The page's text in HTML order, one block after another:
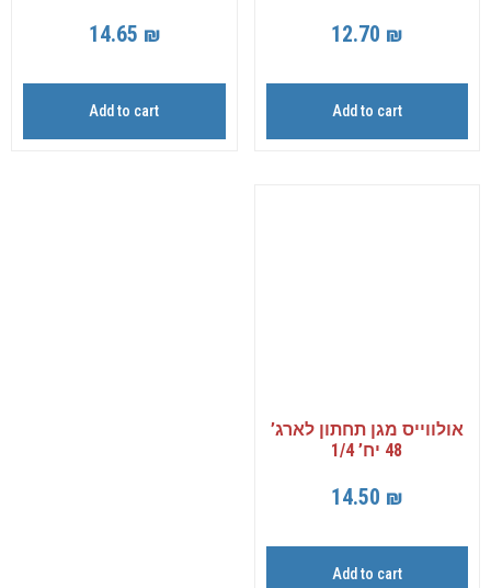
12.70 ₪
Add to cart
14.65 ₪
Add to cart
אולווייס מגן תחתון לארג’
48 יח’ 1/4
14.50 ₪
Add to cart